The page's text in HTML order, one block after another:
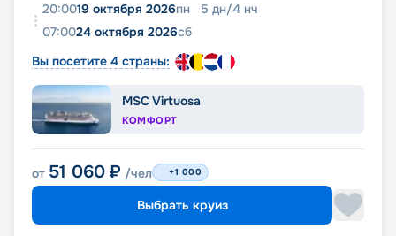
20:0019 октября 2026пн 5 дн/4 нч
07:0024 октября 2026сб
Вы посетите 4 страны:
MSC Virtuosa
КОМФОРТ
от 51 060 ₽ /чел +1 000
Выбрать круиз